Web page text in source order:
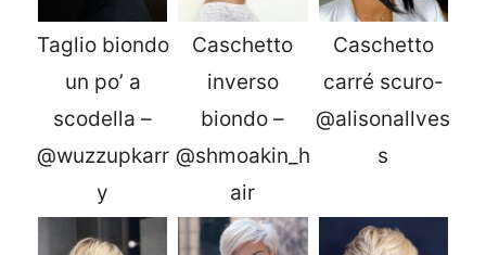
Taglio biondo
un po’ a
scodella –
@wuzzupkarr
y
Caschetto
inverso
biondo –
@shmoakin_h
air
Caschetto
carré scuro-
@alisonallves
s